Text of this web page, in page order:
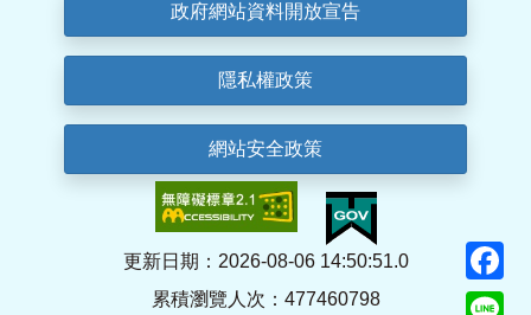
政府網站資料開放宣告
隱私權政策
網站安全政策
更新日期：2026-08-06 14:50:51.0
累積瀏覽人次：477460798